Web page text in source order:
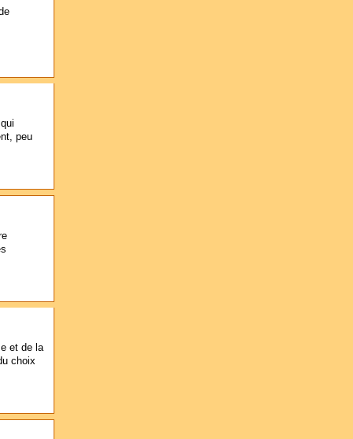
peu
et de la
choix